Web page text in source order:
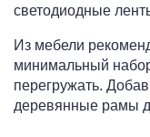
светодиодные
Из мебели
минимальный
перегружать.
деревянные рамы